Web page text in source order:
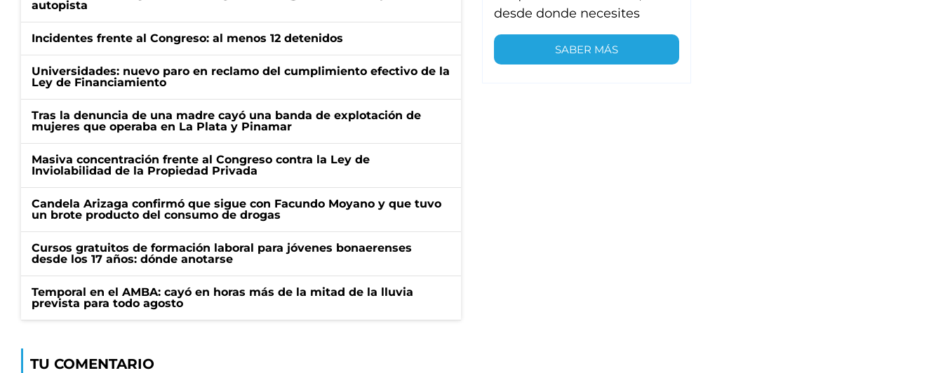
autopista
Incidentes frente al Congreso: al menos 12 detenidos
Universidades: nuevo paro en reclamo del cumplimiento efectivo de la
Ley de Financiamiento
Tras la denuncia de una madre cayó una banda de explotación de
mujeres que operaba en La Plata y Pinamar
Masiva concentración frente al Congreso contra la Ley de
Inviolabilidad de la Propiedad Privada
Candela Arizaga confirmó que sigue con Facundo Moyano y que tuvo
un brote producto del consumo de drogas
Cursos gratuitos de formación laboral para jóvenes bonaerenses
desde los 17 años: dónde anotarse
Temporal en el AMBA: cayó en horas más de la mitad de la lluvia
prevista para todo agosto
TU COMENTARIO
desde donde necesites
SABER MÁS